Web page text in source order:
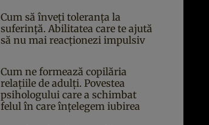
Cum să înveți toleranța la
suferință. Abilitatea care te ajută
să nu mai reacționezi impulsiv
Cum ne formează copilăria
relațiile de adulți. Povestea
psihologului care a schimbat
felul în care înțelegem iubirea